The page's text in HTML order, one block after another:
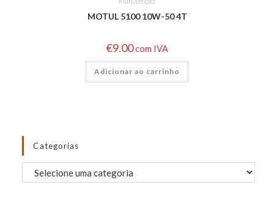
MOTUL 5100 10W-50 4T
€9.00com IVA
Adicionar ao carrinho
Categorias